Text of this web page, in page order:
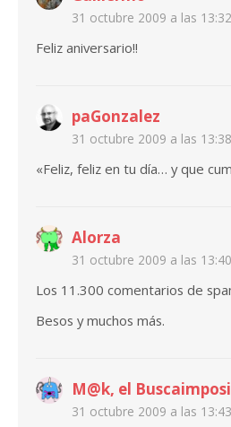
31 octubre 2009 a las 13:32
Feliz aniversario!!
paGonzalez
31 octubre 2009 a las 13:38
«Feliz, feliz en tu día… y que
Alorza
31 octubre 2009 a las 13:40
Los 11.300 comentarios de
Besos y muchos más.
M@k, el
31 octubre 2009 a las 13:43